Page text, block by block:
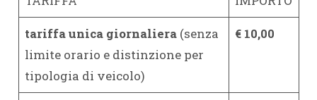
tariffa unica giornaliera (senza
limite orario e distinzione per
tipologia di veicolo)
€ 10,00